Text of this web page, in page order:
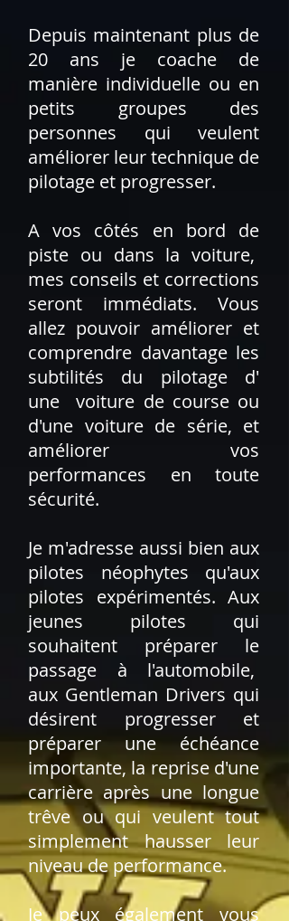
Depuis maintenant plus de
20 ans je coache de
manière individuelle ou en
petits groupes des
personnes qui veulent
améliorer leur technique de
pilotage et progresser.
A vos côtés en bord de
piste ou dans la voiture,
mes conseils et corrections
seront immédiats. Vous
allez pouvoir améliorer et
comprendre davantage les
subtilités du pilotage d'
une voiture de course ou
d'une voiture de série, et
améliorer vos
performances en toute
sécurité.
Je m'adresse aussi bien aux
pilotes néophytes qu'aux
pilotes expérimentés. Aux
jeunes pilotes qui
souhaitent préparer le
passage à l'automobile,
aux Gentleman Drivers qui
désirent progresser et
préparer une échéance
importante, la reprise d'une
carrière après une longue
trêve ou qui veulent tout
simplement hausser leur
niveau de performance.
Je peux également vous